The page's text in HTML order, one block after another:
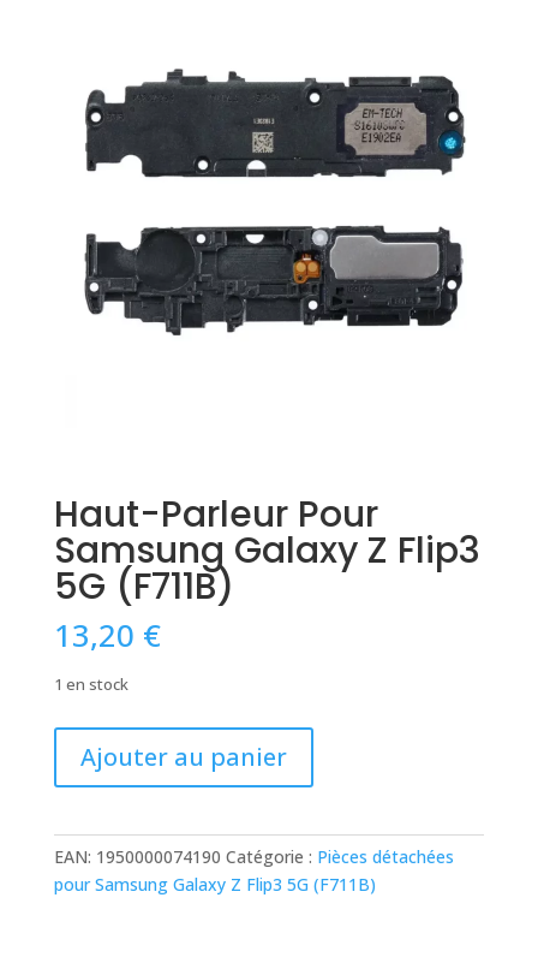
Haut-Parleur Pour
Samsung Galaxy Z Flip3
5G (F711B)
13,20 €
1 en stock
Pour
Samsung
Ajouter au panier
EAN: 1950000074190 Catégorie : Pièces détachées
pour Samsung Galaxy Z Flip3 5G (F711B)